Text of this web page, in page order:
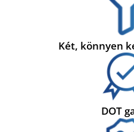
Két, könnyen
DOT